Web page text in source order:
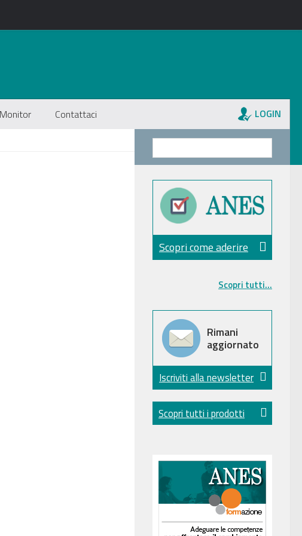
LOGIN
Contattaci
Scopri come aderire
Scopri tutti...
Rimani
aggiornato
Iscriviti alla newsletter
Scopri tutti i prodotti